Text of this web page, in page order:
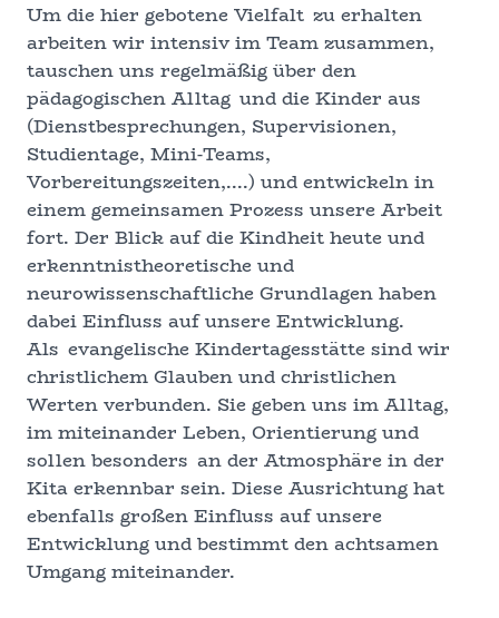
Um die hier gebotene Vielfalt zu erhalten
arbeiten wir intensiv im Team zusammen,
tauschen uns regelmäßig über den
pädagogischen Alltag und die Kinder aus
(Dienstbesprechungen, Supervisionen,
Studientage, Mini-Teams,
Vorbereitungszeiten,....) und entwickeln in
einem gemeinsamen Prozess unsere Arbeit
fort. Der Blick auf die Kindheit heute und
erkenntnistheoretische und
neurowissenschaftliche Grundlagen haben
dabei Einfluss auf unsere Entwicklung.
Als evangelische Kindertagesstätte sind wir
christlichem Glauben und christlichen
Werten verbunden. Sie geben uns im Alltag,
im miteinander Leben, Orientierung und
sollen besonders an der Atmosphäre in der
Kita erkennbar sein. Diese Ausrichtung hat
ebenfalls großen Einfluss auf unsere
Entwicklung und bestimmt den achtsamen
Umgang miteinander.